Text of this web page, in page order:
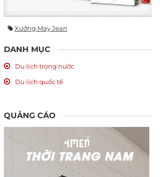
Xưởng May Jean
DANH MỤC
Du lịch trong nước
Du lịch quốc tế
QUẢNG CÁO